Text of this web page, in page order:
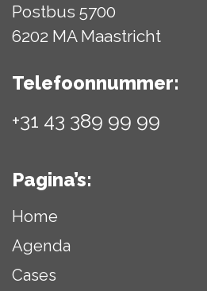
Postbus 5700
6202 MA Maastricht
Telefoonnummer:
+31 43 389 99 99
Pagina’s:
Home
Agenda
Cases